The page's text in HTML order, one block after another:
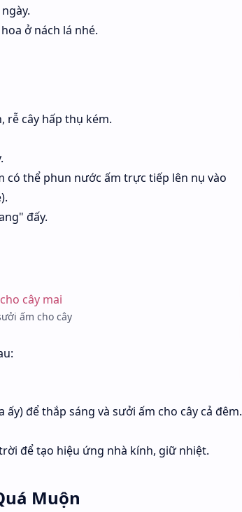
ở nách lá nhé.
rễ cây hấp thụ kém.
có thể phun nước ấm trực tiếp lên nụ vào
đấy.
ấm cho cây
để thắp sáng và sưởi ấm cho cây cả đêm.
để tạo hiệu ứng nhà kính, giữ nhiệt.
Muộn